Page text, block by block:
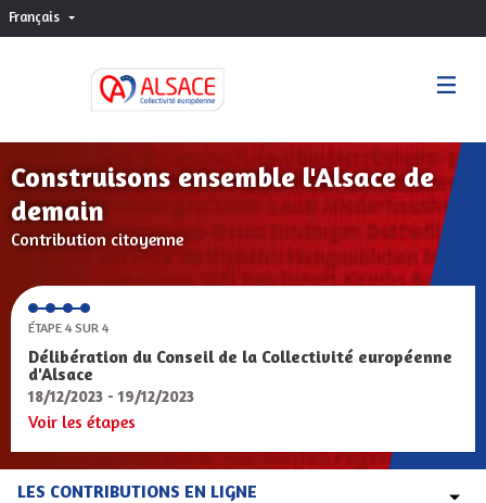
Français Choisir la langue
Construisons ensemble l'Alsace de
demain
Contribution citoyenne
ÉTAPE 4 SUR 4
Délibération du Conseil de la Collectivité européenne
d'Alsace
18/12/2023 - 19/12/2023
Voir les étapes
LES CONTRIBUTIONS EN LIGNE